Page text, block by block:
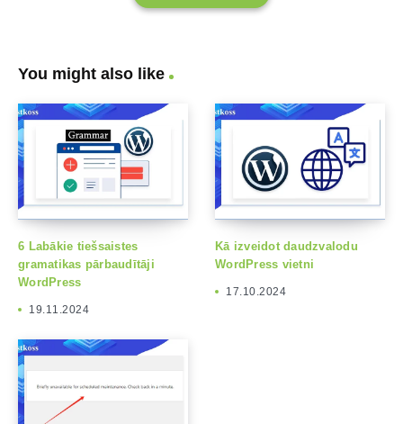
You might also like
6 Labākie tiešsaistes
gramatikas pārbaudītāji
WordPress
19.11.2024
Kā izveidot daudzvalodu
WordPress vietni
17.10.2024